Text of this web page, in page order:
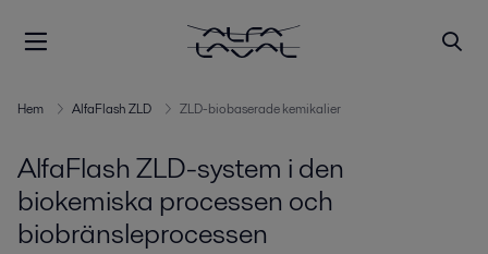
Hem AlfaFlash ZLD ZLD-biobaserade kemikalier
AlfaFlash ZLD-system i den
biokemiska processen och
biobränsleprocessen